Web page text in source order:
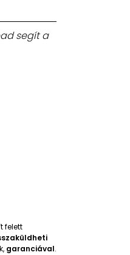
segít a
felett
garanciával.